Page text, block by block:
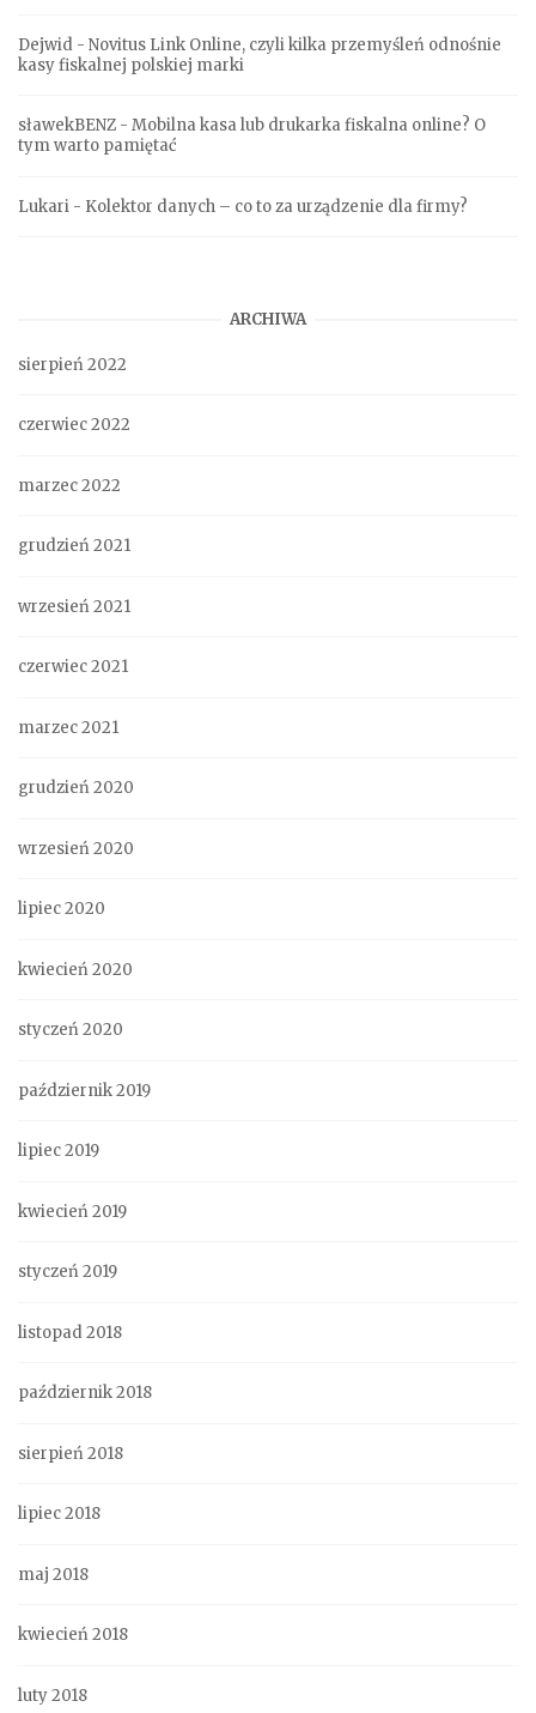
Dejwid - Novitus Link Online, czyli kilka przemyśleń odnośnie
kasy fiskalnej polskiej marki
sławekBENZ - Mobilna kasa lub drukarka fiskalna online? O
tym warto pamiętać
Lukari - Kolektor danych – co to za urządzenie dla firmy?
ARCHIWA
sierpień 2022
czerwiec 2022
marzec 2022
grudzień 2021
wrzesień 2021
czerwiec 2021
marzec 2021
grudzień 2020
wrzesień 2020
lipiec 2020
kwiecień 2020
styczeń 2020
październik 2019
lipiec 2019
kwiecień 2019
styczeń 2019
listopad 2018
październik 2018
sierpień 2018
lipiec 2018
maj 2018
kwiecień 2018
luty 2018